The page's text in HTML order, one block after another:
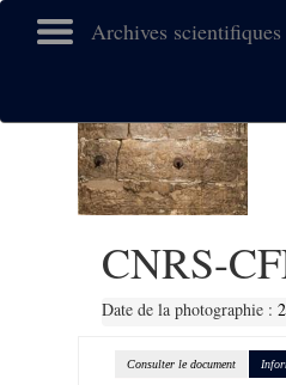
Archives
CNRS-
Date de la photographie :
Consulter le document